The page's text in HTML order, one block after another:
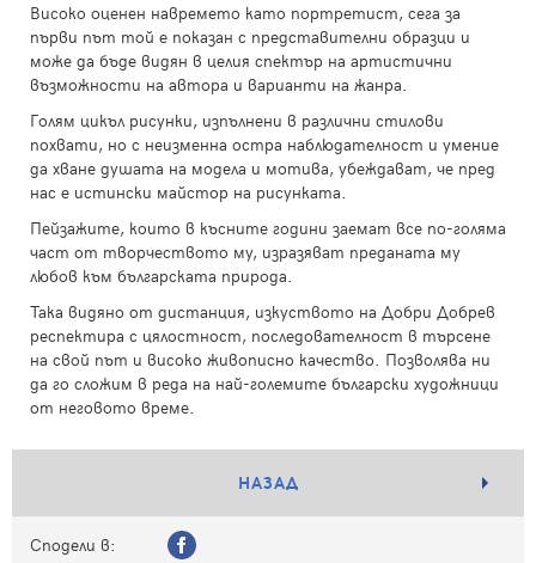
Високо оценен навремето като портретист, сега за
първи път той е показан с представителни образци и
може да бъде видян в целия спектър на артистични
възможности на автора и варианти на жанра.
Голям цикъл рисунки, изпълнени в различни стилови
похвати, но с неизменна остра наблюдателност и умение
да хване душата на модела и мотива, убеждават, че пред
нас е истински майстор на рисунката.
Пейзажите, които в късните години заемат все по-голяма
част от творчеството му, изразяват преданата му
любов към българската природа.
Така видяно от дистанция, изкуството на Добри Добрев
респектира с цялостност, последователност в търсене
на свой път и високо живописно качество. Позволява ни
да го сложим в реда на най-големите български художници
от неговото време.
НАЗАД
Сподели в: